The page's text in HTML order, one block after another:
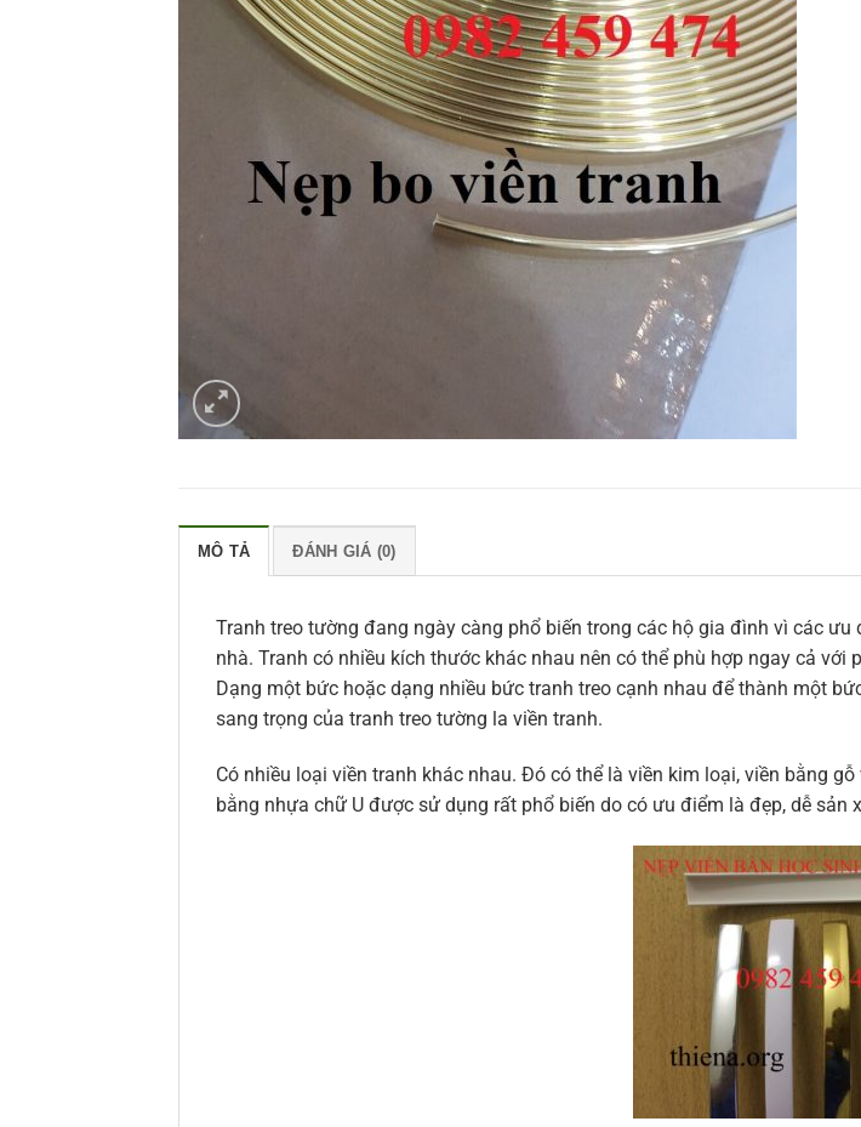
MÔ TẢ ĐÁNH GIÁ (0)
Tranh treo tường đang ngày càng phổ biến trong các hộ gia đình vì các
nhà. Tranh có nhiều kích thước khác nhau nên có thể phù hợp ngay cả
Dạng một bức hoặc dạng nhiều bức tranh treo cạnh nhau để thành một
sang trọng của tranh treo tường la viền tranh.
Có nhiều loại viền tranh khác nhau. Đó có thể là viền kim loại, viền bằng
bằng nhựa chữ U được sử dụng rất phổ biến do có ưu điểm là đẹp, dễ sản